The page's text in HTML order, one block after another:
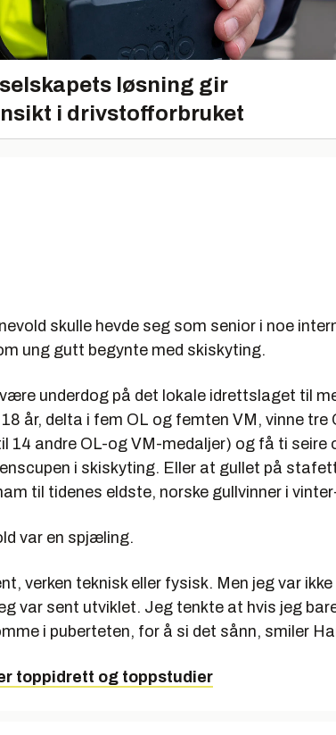
løsning gir
i drivstofforbruket
skulle hevde seg som senior i noe
ung gutt begynte med skiskyting.
underdog på det lokale idrettslaget til
år, delta i fem OL og femten VM, vinne tre
14 andre OL-og VM-medaljer) og få ti seire
i skiskyting. Eller at gullet på
til tidenes eldste, norske gullvinner i
var en spjæling.
verken teknisk eller fysisk. Men jeg var
var sent utviklet. Jeg tenkte at hvis jeg
i puberteten, for å si det sånn, smiler
toppidrett og toppstudier